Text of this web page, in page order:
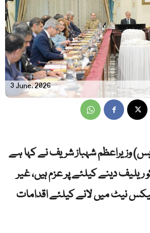
3 June, 2026
ایس) وزیراعظم شہباز شریف نے کہا ہے
دینے کیلئے پر عزم ہیں، غیر
نیٹ میں لانے کیلئے اقدامات